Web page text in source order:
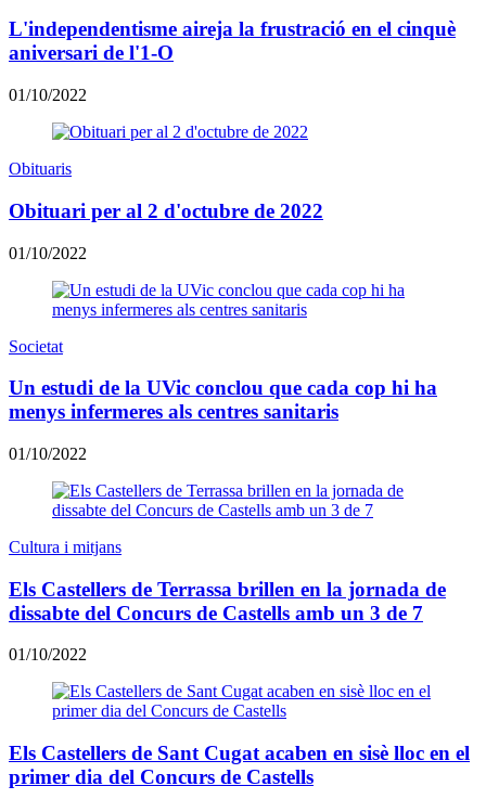
L'independentisme aireja la frustració en el cinquè
aniversari de l'1-O
01/10/2022
Obituaris
Obituari per al 2 d'octubre de 2022
01/10/2022
Societat
Un estudi de la UVic conclou que cada cop hi ha
menys infermeres als centres sanitaris
01/10/2022
Cultura i mitjans
Els Castellers de Terrassa brillen en la jornada de
dissabte del Concurs de Castells amb un 3 de 7
01/10/2022
Els Castellers de Sant Cugat acaben en sisè lloc en el
primer dia del Concurs de Castells